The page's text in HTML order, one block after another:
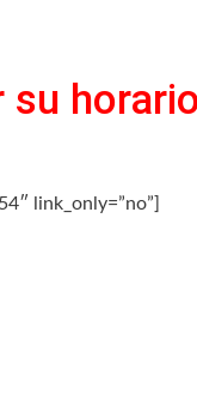
su
link_only=”no”]